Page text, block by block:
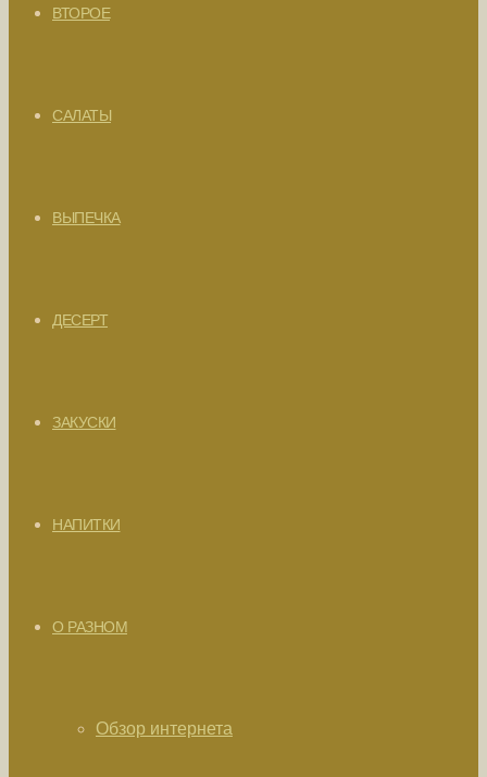
ВТОРОЕ
САЛАТЫ
ВЫПЕЧКА
ДЕСЕРТ
ЗАКУСКИ
НАПИТКИ
О РАЗНОМ
Обзор интернета